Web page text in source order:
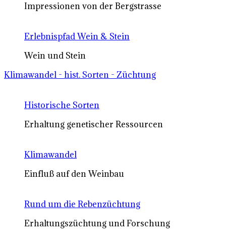
Impressionen von der Bergstrasse
Erlebnispfad Wein & Stein
Wein und Stein
Klimawandel - hist. Sorten - Züchtung
Historische Sorten
Erhaltung genetischer Ressourcen
Klimawandel
Einfluß auf den Weinbau
Rund um die Rebenzüchtung
Erhaltungszüchtung und Forschung